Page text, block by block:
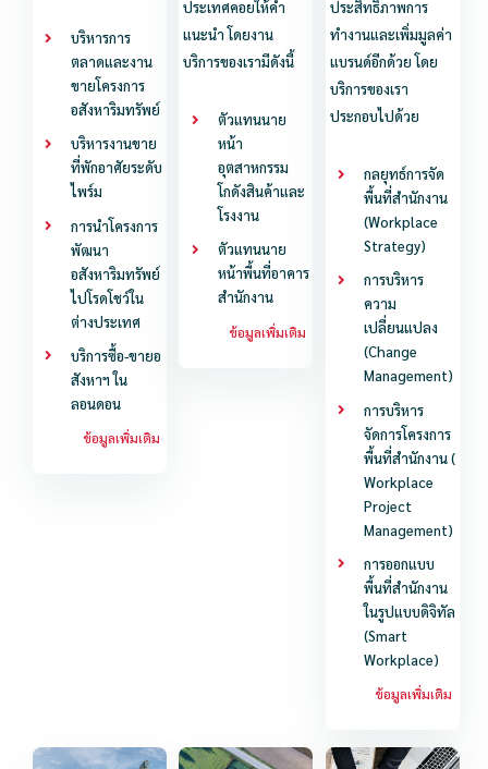
บริหารการ
ตลาดและงาน
ขายโครงการ
อสังหาริมทรัพย์
บริหารงานขาย
ที่พักอาศัยระดับ
ไพร์ม
การนำโครงการ
พัฒนา
อสังหาริมทรัพย์
ไปโรดโชว์ใน
ต่างประเทศ
บริการซื้อ-ขายอ
สังหาฯ ใน
ลอนดอน
ข้อมูลเพิ่มเติม
ประเทศคอยให้คำ
แนะนำ โดยงาน
บริการของเรามีดังนี้
ตัวแทนนาย
หน้า
อุตสาหกรรม
โกดังสินค้าและ
โรงงาน
ตัวแทนนาย
หน้าพื้นที่อาคาร
สำนักงาน
ข้อมูลเพิ่มเติม
ประสิทธิภาพการ
ทำงานและเพิ่มมูลค่า
แบรนด์อีกด้วย โดย
บริการของเรา
ประกอบไปด้วย
กลยุทธ์การจัด
พื้นที่สำนักงาน
(Workplace
Strategy)
การบริหาร
ความ
เปลี่ยนแปลง
(Change
Management)
การบริหาร
จัดการโครงการ
พื้นที่สำนักงาน (
Workplace
Project
Management)
การออกแบบ
พื้นที่สำนักงาน
ในรูปแบบดิจิทัล
(Smart
Workplace)
ข้อมูลเพิ่มเติม